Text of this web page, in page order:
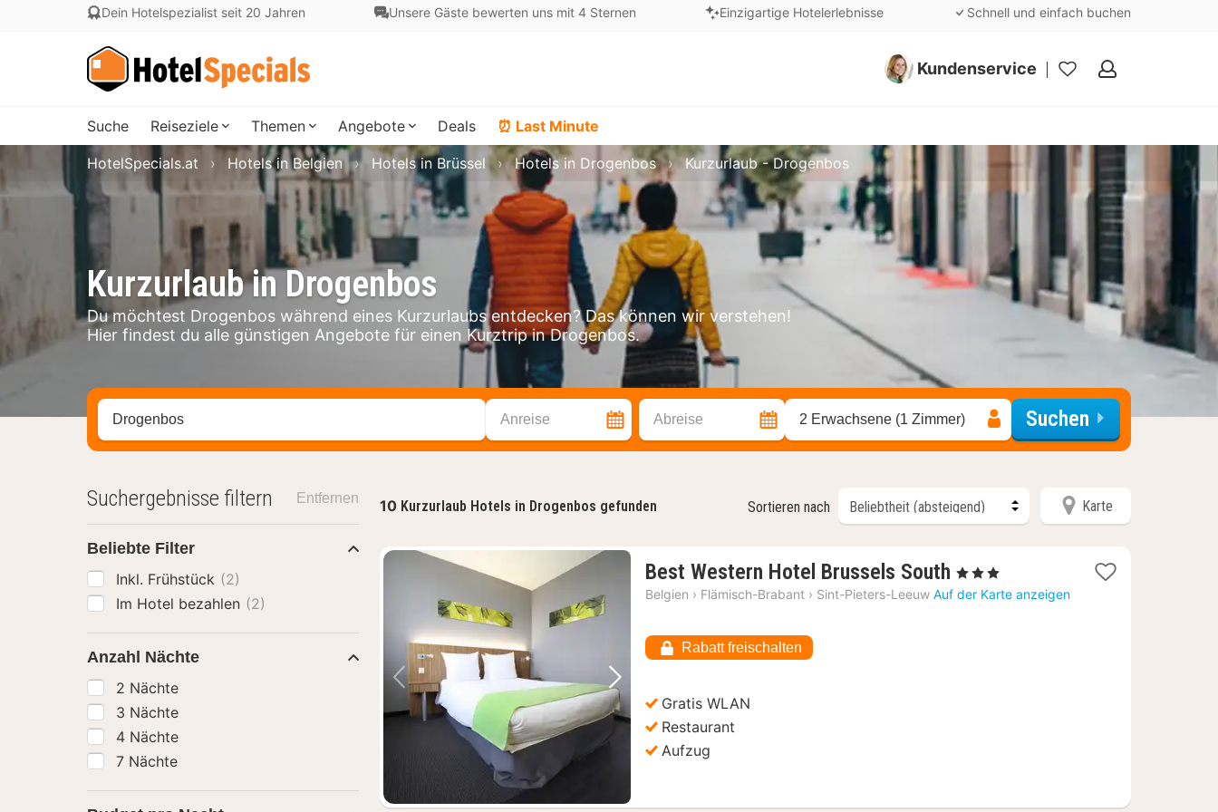
Dein Hotelspezialist seit 20 Jahren Unsere Gäste bewerten uns mit 4 Sternen Einzigartige Hotelerlebnisse Schnell und einfach buchen
Kundenservice
Meine
Suche Reiseziele Themen Angebote Deals ⏰ Last Minute
Kurzurlaub in Drogenbos
Du möchtest Drogenbos während eines Kurzurlaubs entdecken? Das können wir verstehen!
Hier findest du alle günstigen Angebote für einen Kurztrip in Drogenbos.
HotelSpecials.at Hotels in Belgien Hotels in Brüssel Hotels in Drogenbos Kurzurlaub - Drogenbos
Stadt, Region oder Hotel suchen Anreise Abreise 2 Erwachsene (1 Zimmer) Suchen
10 Kurzurlaub Hotels in Drogenbos gefunden Sortieren nach Karte
Vorheriges Bild Nächstes Bild
Best Western Hotel Brussels South 1
Nacht
, 3 Sterne
Belgien › Flämisch-Brabant › Sint-Pieters-Leeuw Auf der Karte anzeigen
Rabatt freischalten
Gratis WLAN
Restaurant
Aufzug
Suchergebnisse filtern Entfernen
Beliebte Filter
Inkl. Frühstück (2)
Im Hotel bezahlen (2)
Anzahl Nächte
2 Nächte
3 Nächte
4 Nächte
7 Nächte